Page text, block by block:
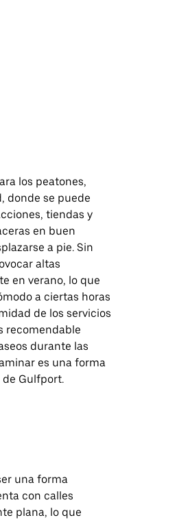
los peatones,
donde se puede
tiendas y
en buen
a pie. Sin
altas
en verano, lo que
a ciertas horas
de los servicios
recomendable
durante las
es una forma
Gulfport.
una forma
con calles
plana, lo que